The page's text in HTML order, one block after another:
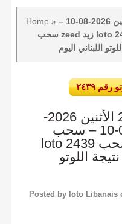
Home »نتائج سحب اللوتو 2439 الأثنين 2026-08-10 –
سحب zeed زيد loto 2439 loto 2439 نتيجة اللوتو الأثنين –
اللبناني اليوم
نتائج سحب اللوتو 2439 الأثنين 2026-
08-10 – سحب zeed زيد loto 2439
loto 2439 نتيجة اللوتو الأثنين – سحب
اللوتو
Posted by loto Libanais